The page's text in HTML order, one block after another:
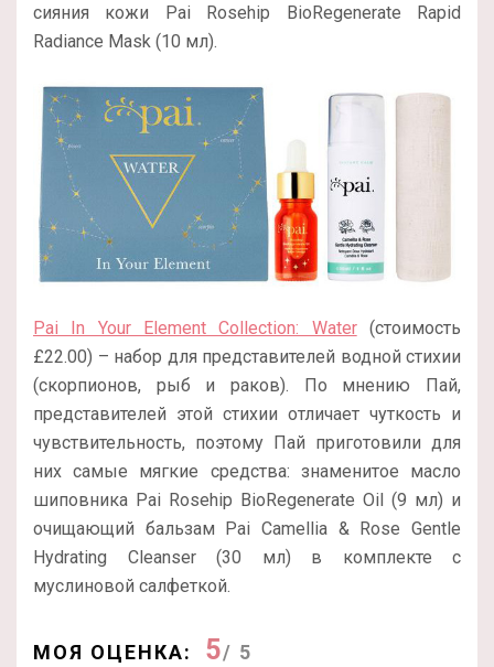
сияния кожи Pai Rosehip BioRegenerate Rapid
Radiance Mask (10 мл).
Pai In Your Element Collection: Water(стоимость
£22.00) – набор для представителей водной стихии
(скорпионов, рыб и раков). По мнению Пай,
представителей этой стихии отличает чуткость и
чувствительность, поэтому Пай приготовили для
них самые мягкие средства: знаменитое масло
шиповника Pai Rosehip BioRegenerate Oil (9 мл) и
очищающий бальзам Pai Camellia & Rose Gentle
Hydrating Cleanser (30 мл) в комплекте с
муслиновой салфеткой.
МОЯ ОЦЕНКА: 5/ 5